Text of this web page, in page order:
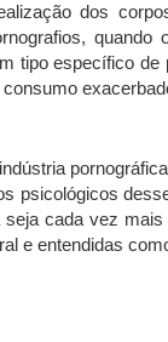
dos
tipo específico
psicológicos
cada vez
e entendidas